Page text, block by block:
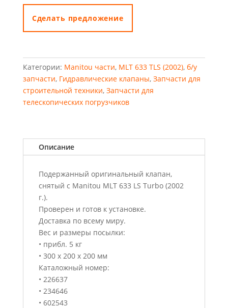
Manitou
MLT633
с
Cделать предложение
Категории: Manitou части, MLT 633 TLS (2002), б/у
запчасти, Гидравлические клапаны, Запчасти для
строительной техники, Запчасти для
телескопических погрузчиков
Описание
Подержанный оригинальный клапан,
снятый с Manitou MLT 633 LS Turbo (2002
г.).
Проверен и готов к установке.
Доставка по всему миру.
Вес и размеры посылки:
• прибл. 5 кг
• 300 x 200 x 200 мм
Каталожный номер:
• 226637
• 234646
• 602543